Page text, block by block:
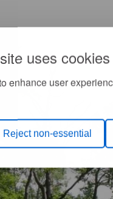
uses cookies
enhance user
Reject non-essential